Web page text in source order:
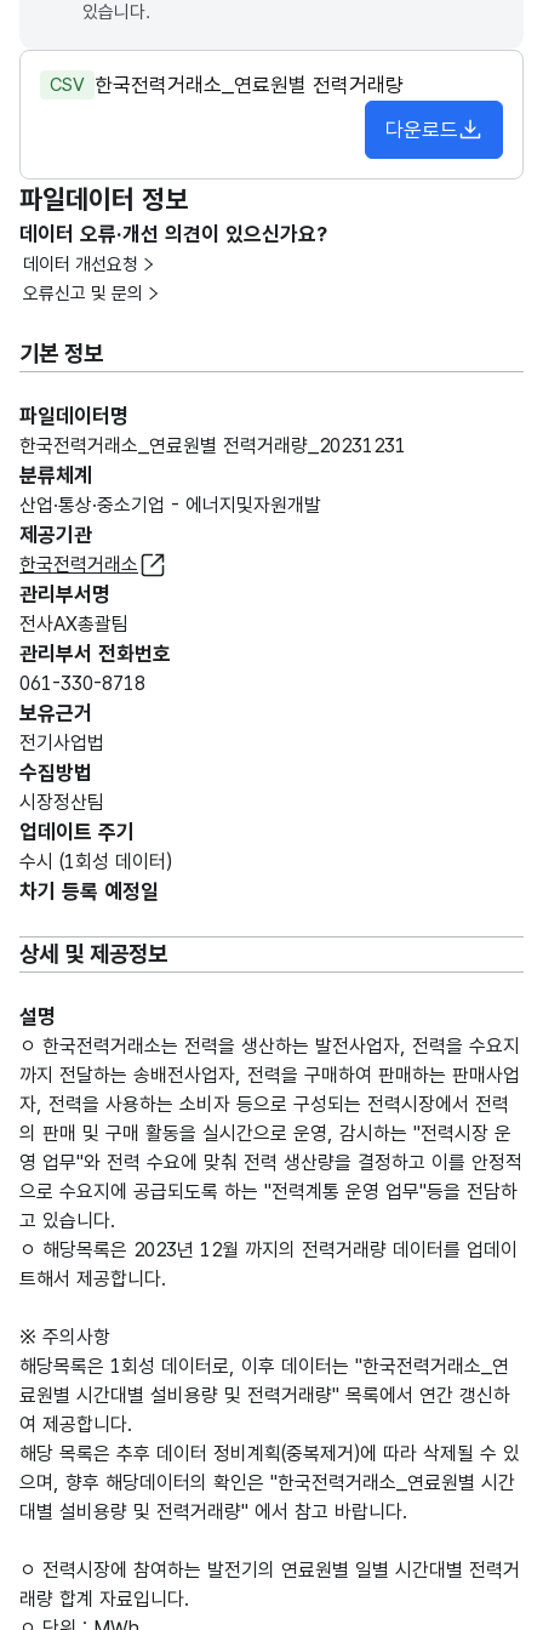
있습니다.
CSV 한국전력거래소_연료원별 전력거래량
다운로드
파일데이터 정보
데이터 오류·개선 의견이 있으신가요?
데이터 개선요청
오류신고 및 문의
기본 정보
파일데이터명
한국전력거래소_연료원별 전력거래량_20231231
분류체계
산업·통상·중소기업 - 에너지및자원개발
제공기관
한국전력거래소
관리부서명
전사AX총괄팀
관리부서 전화번호
061-330-8718
보유근거
전기사업법
수집방법
시장정산팀
업데이트 주기
수시 (1회성 데이터)
차기 등록 예정일
상세 및 제공정보
설명
ㅇ 한국전력거래소는 전력을 생산하는 발전사업자, 전력을 수요지
까지 전달하는 송배전사업자, 전력을 구매하여 판매하는 판매사업
자, 전력을 사용하는 소비자 등으로 구성되는 전력시장에서 전력
의 판매 및 구매 활동을 실시간으로 운영, 감시하는 "전력시장 운
영 업무"와 전력 수요에 맞춰 전력 생산량을 결정하고 이를 안정적
으로 수요지에 공급되도록 하는 "전력계통 운영 업무"등을 전담하
고 있습니다.
ㅇ 해당목록은 2023년 12월 까지의 전력거래량 데이터를 업데이
트해서 제공합니다.
※ 주의사항
해당목록은 1회성 데이터로, 이후 데이터는 "한국전력거래소_연
료원별 시간대별 설비용량 및 전력거래량" 목록에서 연간 갱신하
여 제공합니다.
해당 목록은 추후 데이터 정비계획(중복제거)에 따라 삭제될 수 있
으며, 향후 해당데이터의 확인은 "한국전력거래소_연료원별 시간
대별 설비용량 및 전력거래량" 에서 참고 바랍니다.
ㅇ 전력시장에 참여하는 발전기의 연료원별 일별 시간대별 전력거
래량 합계 자료입니다.